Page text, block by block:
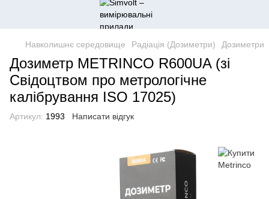
Навколишнє середовище Радіація (Дозиметри) Дозиметри
Дозиметр METRINCO R600UA (зі
Свідоцтвом про метрологічне
калібрування ISO 17025)
Артикул: 1993 Написати відгук